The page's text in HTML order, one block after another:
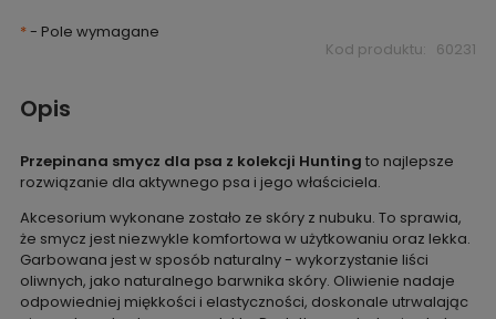
*- Pole wymagane
Kod produktu: 60231
Opis
Przepinana smycz dla psa z kolekcji Hunting to najlepsze
rozwiązanie dla aktywnego psa i jego właściciela.
Akcesorium wykonane zostało ze skóry z nubuku. To sprawia,
że smycz jest niezwykle komfortowa w użytkowaniu oraz lekka.
Garbowana jest w sposób naturalny - wykorzystanie liści
oliwnych, jako naturalnego barwnika skóry. Oliwienie nadaje
odpowiedniej miękkości i elastyczności, doskonale utrwalając